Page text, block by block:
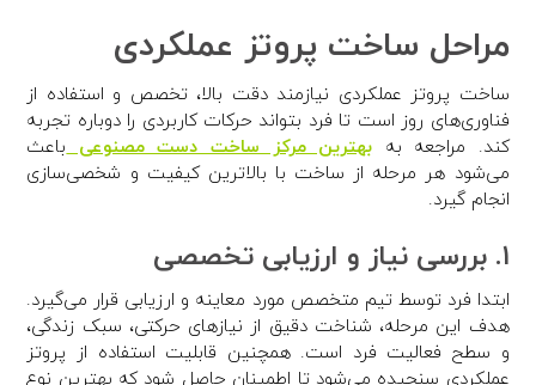
مراحل ساخت پروتز عملکردی
ساخت پروتز عملکردی نیازمند دقت بالا، تخصص و استفاده از
فناوری‌های روز است تا فرد بتواند حرکات کاربردی را دوباره تجربه
کند. مراجعه به بهترین مرکز ساخت دست مصنوعیباعث
می‌شود هر مرحله از ساخت با بالاترین کیفیت و شخصی‌سازی
انجام گیرد.
۱. بررسی نیاز و ارزیابی تخصصی
ابتدا فرد توسط تیم متخصص مورد معاینه و ارزیابی قرار می‌گیرد.
هدف این مرحله، شناخت دقیق از نیازهای حرکتی، سبک زندگی،
و سطح فعالیت فرد است. همچنین قابلیت استفاده از پروتز
عملکردی سنجیده می‌شود تا اطمینان حاصل شود که بهترین نوع